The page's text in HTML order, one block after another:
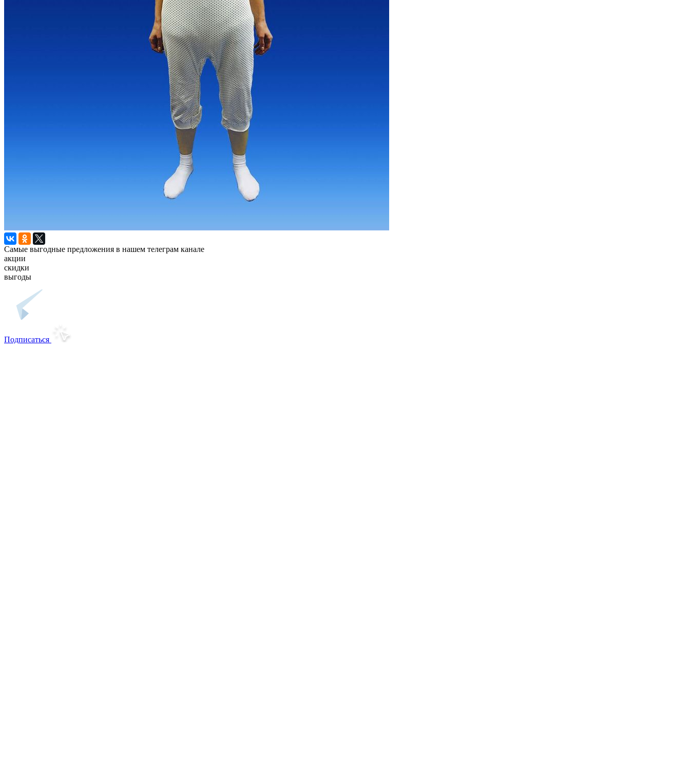
Самые выгодные предложения в нашем телеграм канале
акции
скидки
выгоды
Подписаться